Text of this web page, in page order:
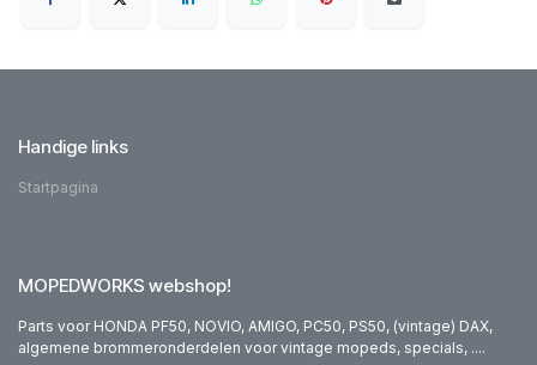
Handige links
Startpagina
MOPEDWORKS webshop!
Parts voor HONDA PF50, NOVIO, AMIGO, PC50, PS50, (vintage) DAX,
algemene brommeronderdelen voor vintage mopeds, specials, ....